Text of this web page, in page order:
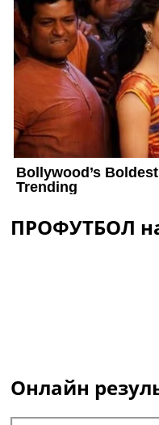
ПРОФУТБОЛ
Онлайн